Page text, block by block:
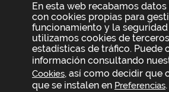
En esta web recabamos
con cookies propias para
funcionamiento y la
utilizamos cookies de
estadísticas de tráfico. Puede
información consultando
Cookies, así como decidir que
que se instalen en Preferencias.